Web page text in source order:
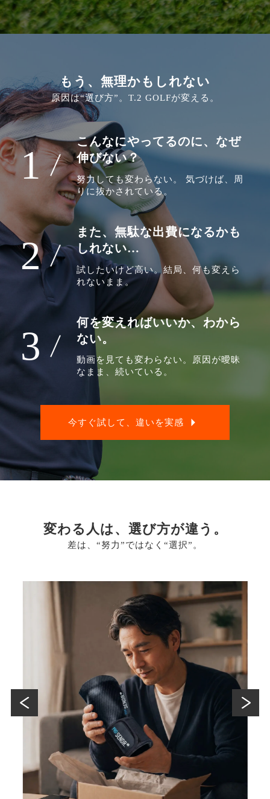
もう、無理かもしれない
原因は“選び方”。T.2 GOLFが変える。
こんなにやってるのに、なぜ
伸びない？
努力しても変わらない。 気づけば、周
りに抜かされている。
1
また、無駄な出費になるかも
しれない…
試したいけど高い。結局、何も変えら
れないまま。
2
何を変えればいいか、わから
ない。
動画を見ても変わらない。原因が曖昧
なまま、続いている。
3
今すぐ試して、違いを実感
変わる人は、選び方が違う。
差は、“努力”ではなく“選択”。